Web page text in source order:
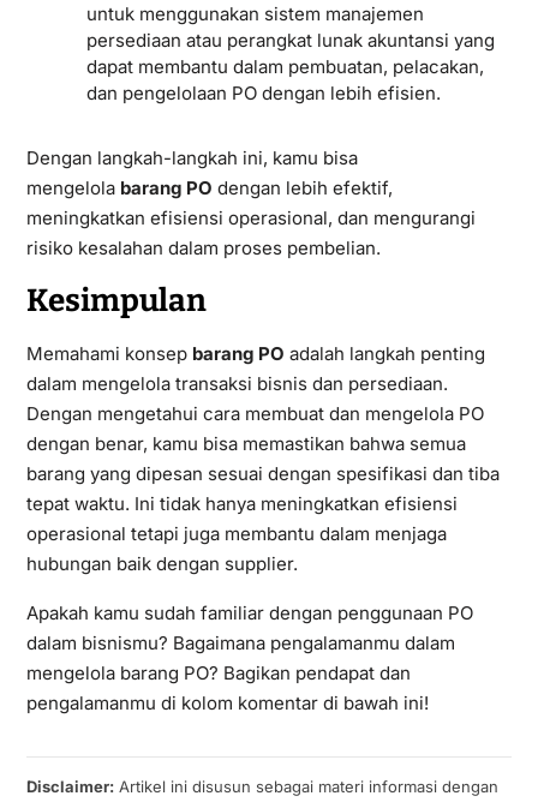
untuk menggunakan sistem manajemen
persediaan atau perangkat lunak akuntansi yang
dapat membantu dalam pembuatan, pelacakan,
dan pengelolaan PO dengan lebih efisien.
Dengan langkah-langkah ini, kamu bisa
mengelola barang PO dengan lebih efektif,
meningkatkan efisiensi operasional, dan mengurangi
risiko kesalahan dalam proses pembelian.
Kesimpulan
Memahami konsep barang PO adalah langkah penting
dalam mengelola transaksi bisnis dan persediaan.
Dengan mengetahui cara membuat dan mengelola PO
dengan benar, kamu bisa memastikan bahwa semua
barang yang dipesan sesuai dengan spesifikasi dan tiba
tepat waktu. Ini tidak hanya meningkatkan efisiensi
operasional tetapi juga membantu dalam menjaga
hubungan baik dengan supplier.
Apakah kamu sudah familiar dengan penggunaan PO
dalam bisnismu? Bagaimana pengalamanmu dalam
mengelola barang PO? Bagikan pendapat dan
pengalamanmu di kolom komentar di bawah ini!
Disclaimer:Artikel ini disusun sebagai materi informasi dengan